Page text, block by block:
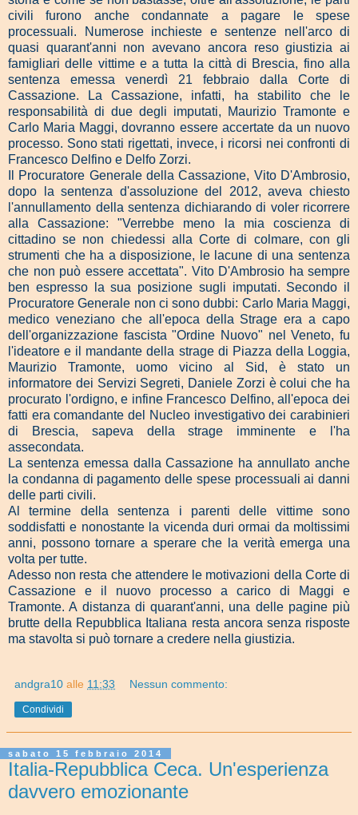
civili furono anche condannate a pagare le spese
processuali. Numerose inchieste e sentenze nell'arco di
quasi quarant'anni non avevano ancora reso giustizia ai
famigliari delle vittime e a tutta la città di Brescia, fino alla
sentenza emessa venerdì 21 febbraio dalla Corte di
Cassazione. La Cassazione, infatti, ha stabilito che le
responsabilità di due degli imputati, Maurizio Tramonte e
Carlo Maria Maggi, dovranno essere accertate da un nuovo
processo. Sono stati rigettati, invece, i ricorsi nei confronti di
Francesco Delfino e Delfo Zorzi.
Il Procuratore Generale della Cassazione, Vito D'Ambrosio,
dopo la sentenza d'assoluzione del 2012, aveva chiesto
l'annullamento della sentenza dichiarando di voler ricorrere
alla Cassazione: "Verrebbe meno la mia coscienza di
cittadino se non chiedessi alla Corte di colmare, con gli
strumenti che ha a disposizione, le lacune di una sentenza
che non può essere accettata". Vito D'Ambrosio ha sempre
ben espresso la sua posizione sugli imputati. Secondo il
Procuratore Generale non ci sono dubbi: Carlo Maria Maggi,
medico veneziano che all'epoca della Strage era a capo
dell'organizzazione fascista "Ordine Nuovo" nel Veneto, fu
l'ideatore e il mandante della strage di Piazza della Loggia,
Maurizio Tramonte, uomo vicino al Sid, è stato un
informatore dei Servizi Segreti, Daniele Zorzi è colui che ha
procurato l'ordigno, e infine Francesco Delfino, all'epoca dei
fatti era comandante del Nucleo investigativo dei carabinieri
di Brescia, sapeva della strage imminente e l'ha
assecondata.
La sentenza emessa dalla Cassazione ha annullato anche
la condanna di pagamento delle spese processuali ai danni
delle parti civili.
Al termine della sentenza i parenti delle vittime sono
soddisfatti e nonostante la vicenda duri ormai da moltissimi
anni, possono tornare a sperare che la verità emerga una
volta per tutte.
Adesso non resta che attendere le motivazioni della Corte di
Cassazione e il nuovo processo a carico di Maggi e
Tramonte. A distanza di quarant'anni, una delle pagine più
brutte della Repubblica Italiana resta ancora senza risposte
ma stavolta si può tornare a credere nella giustizia.
andgra10 alle 11:33 Nessun commento:
Condividi
sabato 15 febbraio 2014
Italia-Repubblica Ceca. Un'esperienza
davvero emozionante